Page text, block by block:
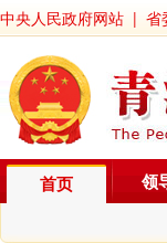
中央人民政府网站 | 省
首页 领